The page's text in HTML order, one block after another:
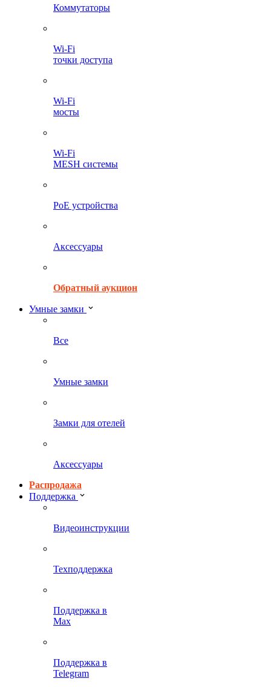
Коммутаторы
Wi-Fi
точки доступа
Wi-Fi
мосты
Wi-Fi
MESH системы
PoE устройства
Аксессуары
Обратный аукцион
Умные замки
Все
Умные замки
Замки для отелей
Аксессуары
Распродажа
Поддержка
Видеоинструкции
Техподдержка
Поддержка в
Max
Поддержка в
Telegram